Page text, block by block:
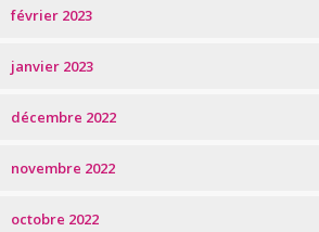
février 2023
janvier 2023
décembre 2022
novembre 2022
octobre 2022